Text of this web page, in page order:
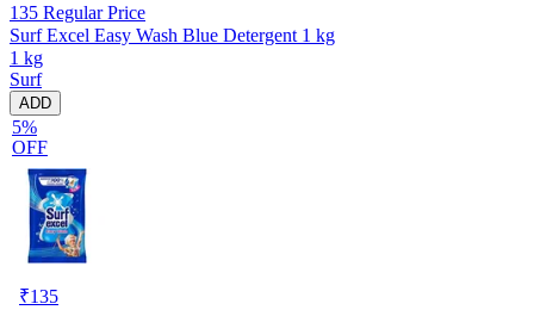
135 Regular Price
Surf Excel Easy Wash Blue Detergent 1 kg
1 kg
Surf
ADD
5%
OFF
₹135